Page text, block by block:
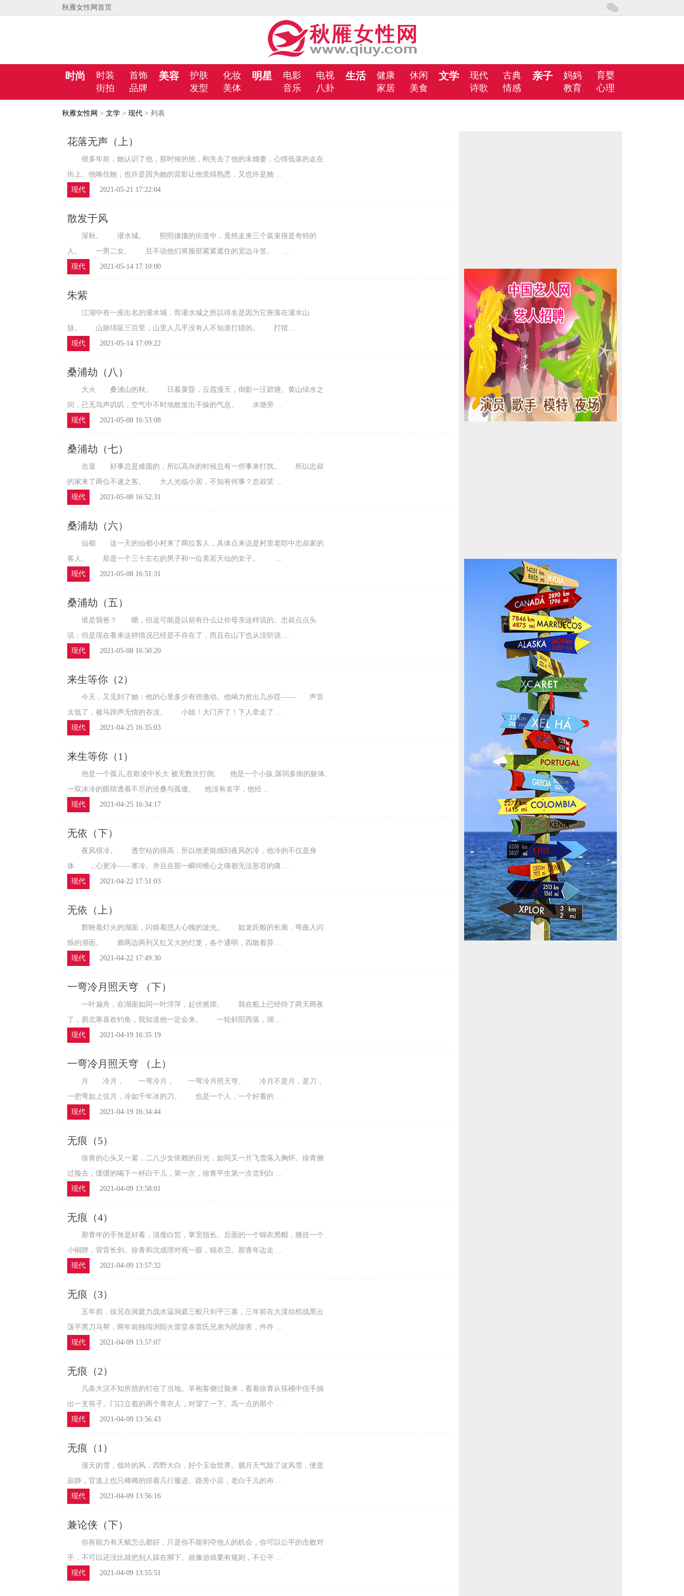
秋雁女性网首页
时尚 时装
首饰
街拍
品牌
美容 护肤
化妆
发型
美体
明星 电影
电视
音乐
八卦
生活 健康
休闲
家居
美食
文学 现代
古典
诗歌
情感
亲子 妈妈
育婴
教育
心理
秋雁女性网 > 文学 > 现代 > 列表
花落无声（上）
很多年前，她认识了他，那时候的他，刚失去了他的未婚妻，心情低落的走在
街上。他唤住她，也许是因为她的背影让他觉得熟悉，又也许是她 ...
现代
2021-05-21 17:22:04
散发于风
深秋。 灌水城。 熙熙攘攘的街道中，竟然走来三个装束很是奇特的
人。 一男二女。 且不说他们将脸部紧紧遮住的宽边斗笠。 ...
现代
2021-05-14 17:10:00
朱紫
江湖中有一座出名的灌水城，而灌水城之所以得名是因为它座落在灌水山
脉。 山脉绵延三百里，山里人几乎没有人不知道打猎的。 打猎 ...
现代
2021-05-14 17:09:22
桑浦劫（八）
大火 桑浦山的秋。 日暮黄昏，云霞漫天，倒影一汪碧塘。黄山绿水之
间，已无鸟声叽叽，空气中不时地散发出干燥的气息。 水塘旁 ...
现代
2021-05-08 16:53:08
桑浦劫（七）
击退 好事总是难圆的，所以高兴的时候总有一些事来打扰。 所以忠叔
的家来了两位不速之客。 大人光临小居，不知有何事？忠叔笑 ...
现代
2021-05-08 16:52:31
桑浦劫（六）
仙都 这一天的仙都小村来了两位客人，具体点来说是村里老郎中忠叔家的
客人。 那是一个三十左右的男子和一位美若天仙的女子。 ...
现代
2021-05-08 16:51:31
桑浦劫（五）
谁是我爸？ 嗯，但这可能是以前有什么让你母亲这样说的。忠叔点点头
说：但是现在看来这样情况已经是不存在了，而且在山下也从没听说 ...
现代
2021-05-08 16:50:20
来生等你（2）
今天，又见到了她：他的心里多少有些激动。他竭力抢出几步哎—— 声音
太低了，被马蹄声无情的吞没。 小姐！大门开了！下人牵走了 ...
现代
2021-04-25 16:35:03
来生等你（1）
他是一个孤儿,在欺凌中长大 被无数次打倒; 他是一个小孩,孱弱多病的躯体,
一双冰冷的眼睛透着不尽的沧桑与孤傲; 他没有名字，他经 ...
现代
2021-04-25 16:34:17
无依（下）
夜风很冷。 透空站的很高，所以他更能感到夜风的冷，他冷的不仅是身
体 ，心更冷——寒冷。并且在那一瞬间锥心之痛都无法形容的痛 ...
现代
2021-04-22 17:51:03
无依（上）
辉映着灯火的湖面，闪烁着惑人心魄的波光。 如龙距般的长廊，弯曲入闪
烁的湖面。 廊两边两列又红又大的灯笼，各个通明，四散着异 ...
现代
2021-04-22 17:49:30
一弯冷月照天穹 （下）
一叶扁舟，在湖面如同一叶浮萍，起伏摇摆。 我在船上已经待了两天两夜
了，易北寒喜欢钓鱼，我知道他一定会来。 一轮斜阳西落，湖 ...
现代
2021-04-19 16:35:19
一弯冷月照天穹 （上）
月 冷月， 一弯冷月， 一弯冷月照天穹。 冷月不是月，是刀，
一把弯如上弦月，冷如千年冰的刀。 也是一个人，一个好看的 ...
现代
2021-04-19 16:34:44
无痕（5）
徐青的心头又一紧，二八少女依赖的目光，如同又一片飞雪落入胸怀。徐青侧
过脸去，缓缓的喝下一杯白干儿，第一次，徐青平生第一次尝到白 ...
现代
2021-04-09 13:58:01
无痕（4）
那青年的手煞是好看，清瘦白皙，掌宽指长。后面的一个锦衣黑帽，腰挂一个
小铜牌，背背长剑。徐青和沈成理对视一眼，锦衣卫。那青年边走 ...
现代
2021-04-09 13:57:32
无痕（3）
五年前，徐兄在洞庭力战水寇洞庭三蛟只剑平三寨，三年前在大漠抬棺战黑云
荡平黑刀马帮，两年前独闯浏阳火雷堂杀雷氏兄弟为民除害，件件 ...
现代
2021-04-09 13:57:07
无痕（2）
几条大汉不知所措的钉在了当地。羊袍客侧过脸来，看着徐青从筷桶中信手抽
出一支筷子。门口立着的两个青衣人，对望了一下。高一点的那个 ...
现代
2021-04-09 13:56:43
无痕（1）
漫天的雪，低吟的风，四野大白，好个玉妆世界。腊月天气除了这风雪，便是
寂静，官道上也只稀稀的排着几行履迹。路旁小店，老白干儿的布 ...
现代
2021-04-09 13:56:16
兼论侠（下）
你有能力有天赋怎么都好，只是你不能剥夺他人的机会，你可以公平的击败对
手，不可以还没比就把别人踩在脚下。就像游戏要有规则，不公平 ...
现代
2021-04-09 13:55:51